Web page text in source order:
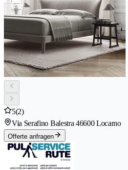
5(2)
Via Serafino Balestra 46600 Locarno
Offerte anfragen